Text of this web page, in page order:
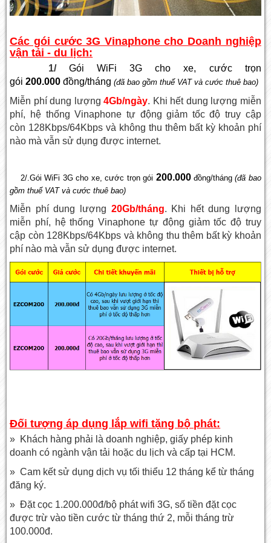
Các gói cước 3G Vinaphone cho Doanh nghiệp
vận tải - du lịch:
1/
Gói WiFi 3G cho xe, cước trọn
gói200.000 đồng/tháng(đã bao gồm thuế VAT và cước thuê bao)
Miễn phí dung lượng 4Gb/ngày. Khi hết dung lượng miễn
phí, hệ thống Vinaphone tự động giảm tốc độ truy cập
còn 128Kbps/64Kbps và không thu thêm bất kỳ khoản phí
nào mà vẫn sử dụng được internet.
2/.Gói WiFi 3G cho xe, cước trọn gói 200.000đồng/tháng (đã bao
gồm thuế VAT và cước thuê bao)
Miễn phí dung lượng 20Gb/tháng. Khi hết dung lượng
miễn phí, hệ thống Vinaphone tự động giảm tốc độ truy
cập còn 128Kbps/64Kbps và không thu thêm bất kỳ khoản
phí nào mà vẫn sử dụng được internet.
Đối tượng áp dụng lắp wifi tặng bộ phát:
» Khách hàng phải là doanh nghiệp, giấy phép kinh
doanh có ngành vận tải hoặc du lịch và cấp tại HCM.
» Cam kết sử dụng dịch vụ tối thiểu 12 tháng kể từ tháng
đăng ký.
» Đặt cọc 1.200.000đ/bộ phát wifi 3G, số tiền đặt cọc
được trừ vào tiền cước từ tháng thứ 2, mỗi tháng trừ
100.000đ.